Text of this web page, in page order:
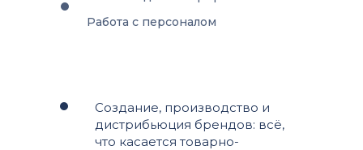
Работа с персоналом
Создание, производство и
дистрибьюция брендов: всё,
что касается товарно-